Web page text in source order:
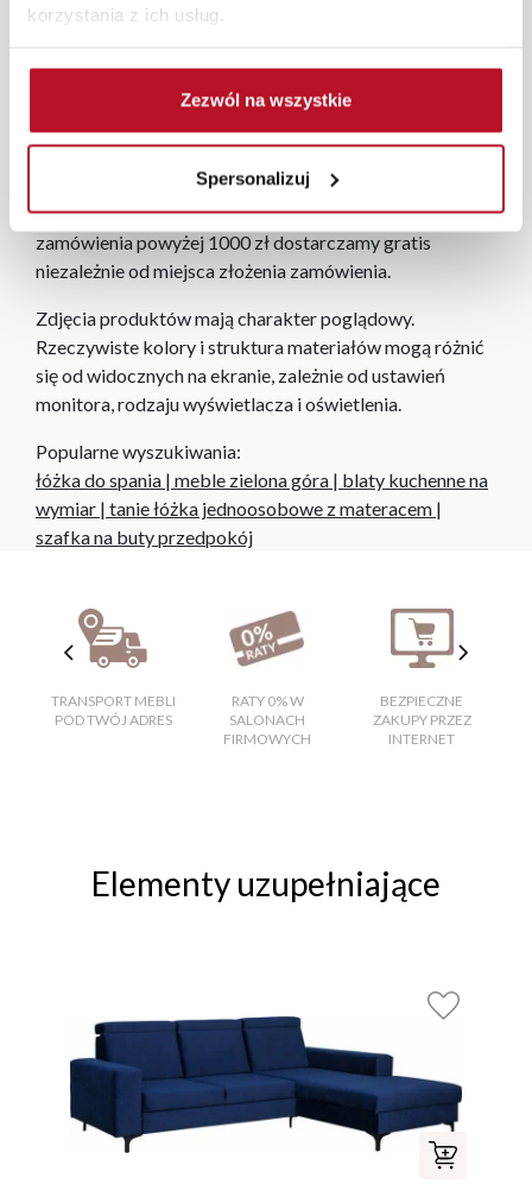
korzystania z ich usług.
Zezwól na wszystkie
Spersonalizuj
aranżacji mebli, a nasi pracownicy z wykorzystaniem
przygotują kompleksową wizualizację Państwa
pomieszczenia wraz z wyceną. Każde zamówienie
złożone w sklepie stacjonarnym dostarczymy do 3 dni
zamówień internetowych czas dostawy wynosi do 5 dni
roboczych, również na terenie całego kraju. Wszystkie
zamówienia powyżej 1000 zł dostarczamy gratis
niezależnie od miejsca złożenia zamówienia.
Zdjęcia produktów mają charakter poglądowy.
Rzeczywiste kolory i struktura materiałów mogą różnić
się od widocznych na ekranie, zależnie od ustawień
monitora, rodzaju wyświetlacza i oświetlenia.
Popularne wyszukiwania:
łóżka do spania | meble zielona góra | blaty kuchenne na
wymiar | tanie łóżka jednoosobowe z materacem |
szafka na buty przedpokój
TRANSPORT MEBLI
POD TWÓJ ADRES
RATY 0% W
SALONACH
FIRMOWYCH
BEZPIECZNE
ZAKUPY PRZEZ
INTERNET
Elementy uzupełniające